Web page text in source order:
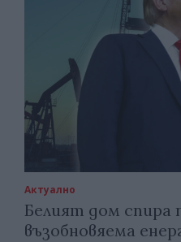
Актуално
Белият дом спира
възобновяема